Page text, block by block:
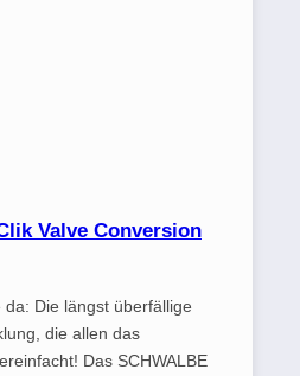
Valve Conversion
da: Die längst überfällige
die allen das
Das SCHWALBE